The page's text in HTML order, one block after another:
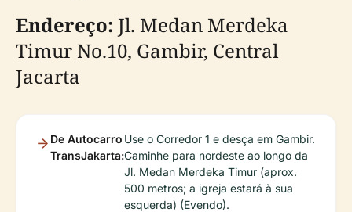
Endereço: Jl. Medan Merdeka
Timur No.10, Gambir, Central
Jacarta
De Autocarro
TransJakarta:
Use o Corredor 1 e desça em Gambir.
Caminhe para nordeste ao longo da
Jl. Medan Merdeka Timur (aprox.
500 metros; a igreja estará à sua
esquerda) (Evendo).